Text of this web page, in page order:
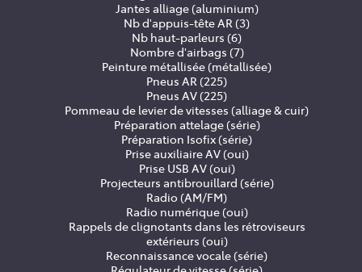
Jantes alliage (aluminium)
Nb d'appuis-tête AR (3)
Nb haut-parleurs (6)
Nombre d'airbags (7)
Peinture métallisée (métallisée)
Pneus AR (225)
Pneus AV (225)
Pommeau de levier de vitesses (alliage & cuir)
Préparation attelage (série)
Préparation Isofix (série)
Prise auxiliaire AV (oui)
Prise USB AV (oui)
Projecteurs antibrouillard (série)
Radio (AM/FM)
Radio numérique (oui)
Rappels de clignotants dans les rétroviseurs
extérieurs (oui)
Reconnaissance vocale (série)